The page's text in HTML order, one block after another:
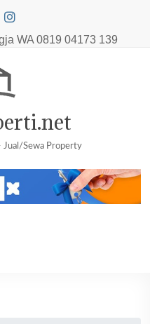
WA 0819 04173 139
Jual/Sewa Property